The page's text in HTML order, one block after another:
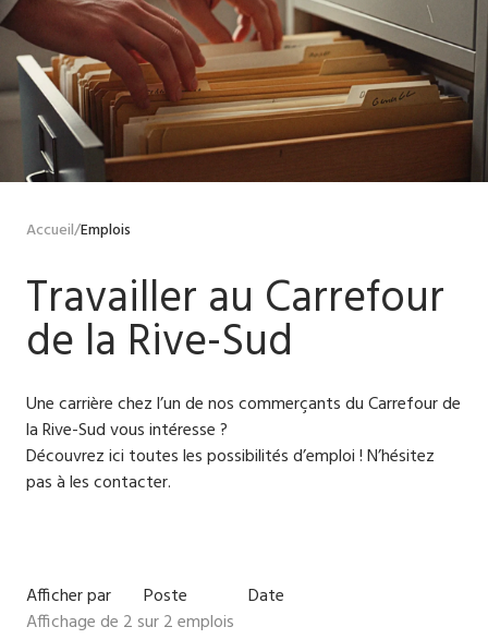
Accueil/Emplois
Travailler au Carrefour
de la Rive-Sud
Une carrière chez l’un de nos commerçants du Carrefour de
la Rive-Sud vous intéresse ?
Découvrez ici toutes les possibilités d’emploi ! N’hésitez
pas à les contacter.
Afficher par Poste
Date
Affichage de 2 sur2emplois